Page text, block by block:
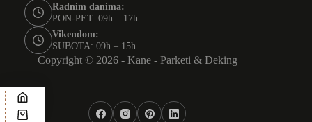
Radnim danima:
PON-PET: 09h – 17h
Vikendom:
SUBOTA: 09h – 15h
Copyright © 2026 - Kane - Parketi & Deking